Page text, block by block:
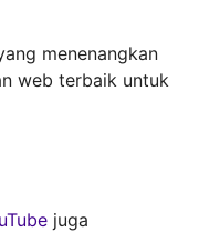
menenangkan
web terbaik untuk
juga